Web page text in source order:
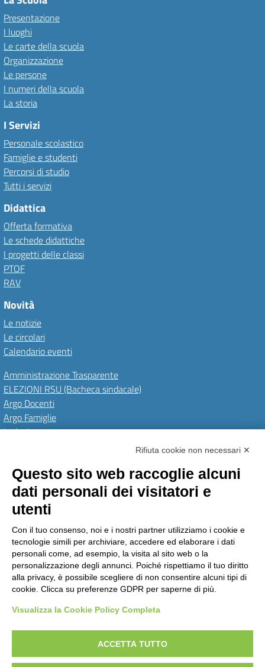
Presentazione
I luoghi
Le carte della scuola
Organizzazione
Le persone
I numeri della scuola
La storia
I Servizi
Personale scolastico
Famiglie e studenti
Percorsi di studio
Tutti i servizi
Didattica
Offerta formativa
Le schede didattiche
I progetti delle classi
PTOF
RAV
Novità
Le notizie
Le circolari
Calendario eventi
Amministrazione Trasparente
ELEZIONI RSU (Bacheca sindacale)
Argo Docenti
Argo Famiglie
Inclusione
Amministrazione TrasparenteAlbo OnlineInvia una MAD
Privacy PolicyGDPRDichiarazione di accessibilità
Obiettivi di accessibilità
Seguici su:
Istituto Comprensivo Pino Torinese
via Molina, 21 - 10025 Pino Torinese (TO)
Telefono: +39 0118117260 - Email: toic85500g@istruzione.it -
PEC: toic85500g@pec.istruzione.it
Codice meccanografico: TOIC85500G - C.F. 90018790015 - Codice univoco
uffico: UFPTCJ
Rifiuta cookie non necessari ✕
Questo sito web raccoglie alcuni
dati personali dei visitatori e
utenti
Con il tuo consenso, noi e i nostri partner utilizziamo i cookie e
tecnologie simili per archiviare, accedere ed elaborare i dati
personali come, ad esempio, la visita al sito web o la
personalizzazione degli annunci. Poiché rispettiamo il tuo diritto
alla privacy, è possibile scegliere di non consentire alcuni tipi di
cookie. Clicca su preferenze GDPR per saperne di più.
Visualizza la Cookie Policy Completa
ACCETTA TUTTO